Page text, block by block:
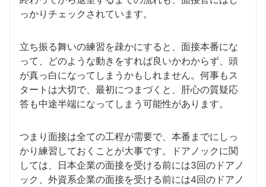
っかりチェックされています。
立ち振る舞いの練習を疎かにすると、面接本番にな
って、どのような動きをすれば良いかわからず、頭
が真っ白になってしまうかもしれません。何事もス
タートは大切で、最初につまづくと、肝心の質疑応
答も中途半端になってしまう可能性があります。
つまり面接は全ての工程が需要で、本番までにしっ
かり練習しておくことが大事です。ドアノックに関
しては、日本企業の面接を受ける前には3回のドアノ
ック、外資系企業の面接を受ける前には4回のドアノ